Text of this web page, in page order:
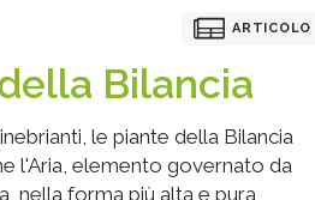
ARTICOLO
Bilancia
le piante della Bilancia
l'Aria, elemento governato da
nella forma più alta e pura